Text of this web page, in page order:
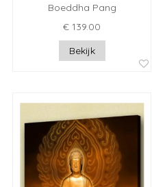
Boeddha Pang
€ 139.00
Bekijk